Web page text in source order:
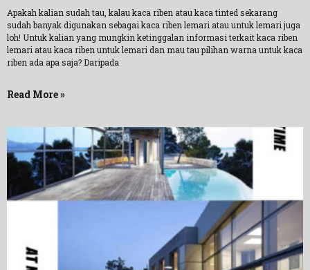
Apakah kalian sudah tau, kalau kaca riben atau kaca tinted sekarang
sudah banyak digunakan sebagai kaca riben lemari atau untuk lemari juga
loh! Untuk kalian yang mungkin ketinggalan informasi terkait kaca riben
lemari atau kaca riben untuk lemari dan mau tau pilihan warna untuk kaca
riben ada apa saja? Daripada
Read More »